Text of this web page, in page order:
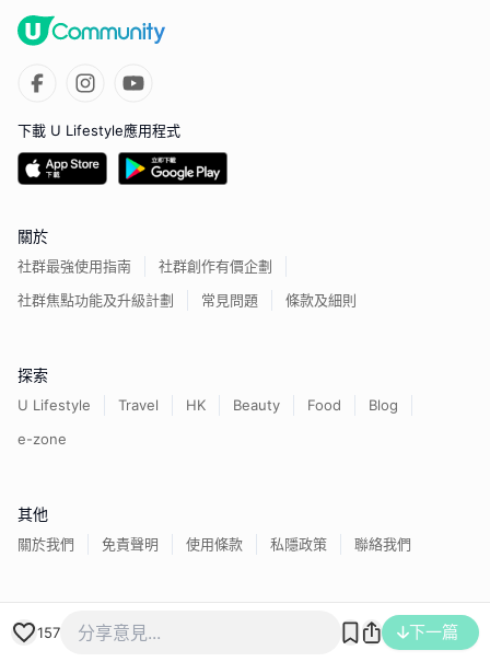
157 下一篇
下載 U Lifestyle應用程式
關於
社群最強使用指南
社群創作有價企劃
社群焦點功能及升級計劃
常見問題 條款及細則
探索
U Lifestyle Travel HK Beauty Food
Blog
e-zone
其他
關於我們 免責聲明 使用條款 私隱政策 聯絡我們
香港經濟日報版權所有©